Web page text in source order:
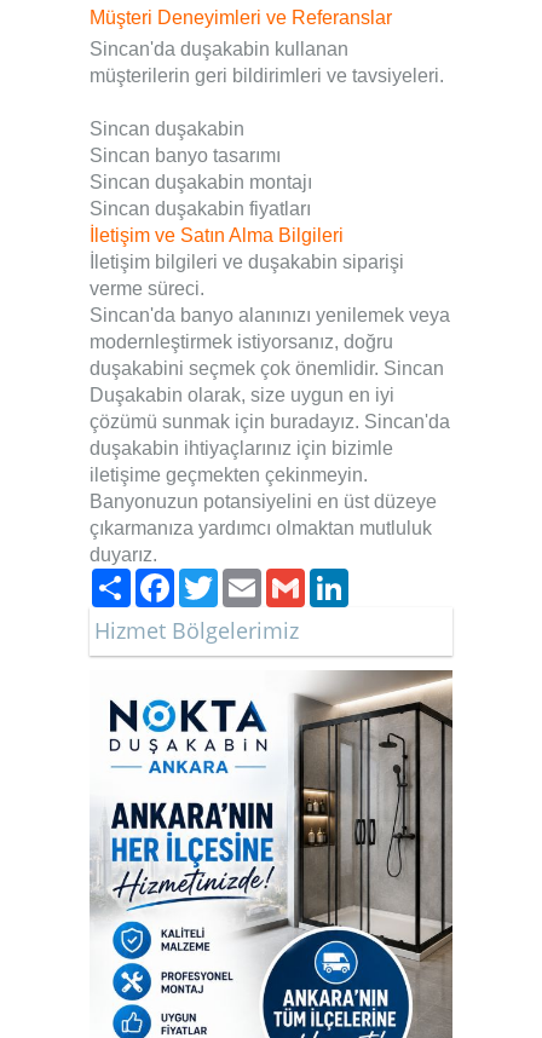
Müşteri Deneyimleri ve Referanslar
Sincan'da duşakabin kullanan
müşterilerin geri bildirimleri ve tavsiyeleri.
Sincan duşakabin
Sincan banyo tasarımı
Sincan duşakabin montajı
Sincan duşakabin fiyatları
İletişim ve Satın Alma Bilgileri
İletişim bilgileri ve duşakabin siparişi
verme süreci.
Sincan'da banyo alanınızı yenilemek veya
modernleştirmek istiyorsanız, doğru
duşakabini seçmek çok önemlidir. Sincan
Duşakabin olarak, size uygun en iyi
çözümü sunmak için buradayız. Sincan'da
duşakabin ihtiyaçlarınız için bizimle
iletişime geçmekten çekinmeyin.
Banyonuzun potansiyelini en üst düzeye
çıkarmanıza yardımcı olmaktan mutluluk
duyarız.
PaylaşFacebook
TwitterEmailGmail
Hizmet Bölgelerimiz